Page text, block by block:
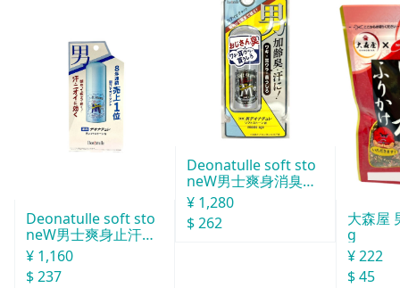
Deonatulle soft sto
neW男士爽身止汗石
消臭石２０ｇ
¥ 1,160
$ 237
Deonatulle soft sto
neW男士爽身消臭止
汗石 中世紀 20g
¥ 1,280
$ 262
大森屋
g
¥ 222
$ 45